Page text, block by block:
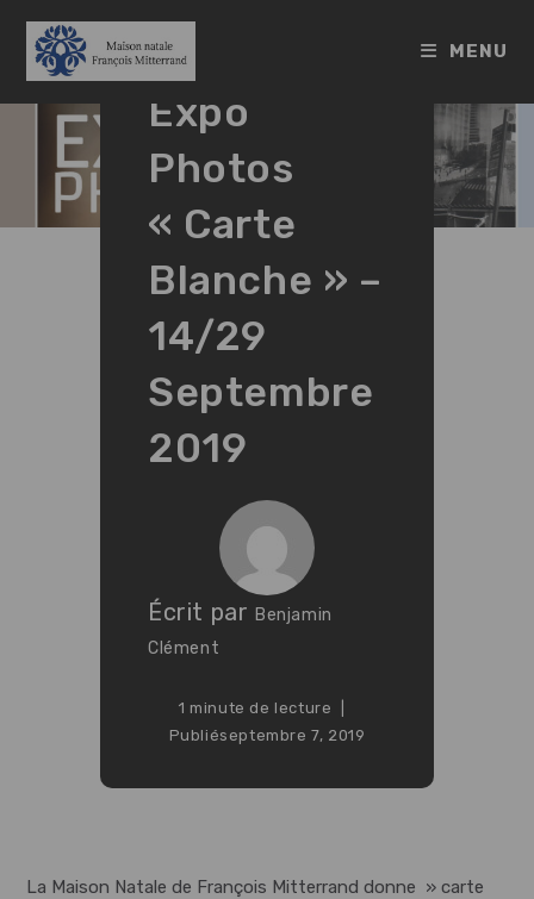
content
MENU
Expo
Photos
« Carte
Blanche » –
14/29
Septembre
2019
Écrit par Benjamin
Clément
1 minute de lecture
Publiéseptembre 7, 2019
La Maison Natale de François Mitterrand donne » carte